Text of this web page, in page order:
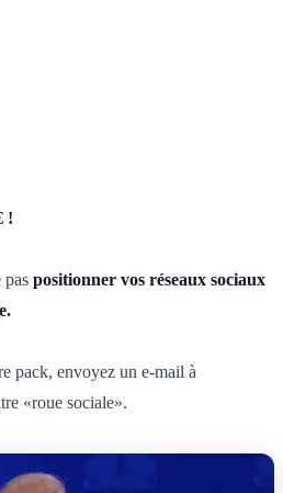
!
pas positionner vos réseaux sociaux
pack, envoyez un e-mail à
«roue sociale».